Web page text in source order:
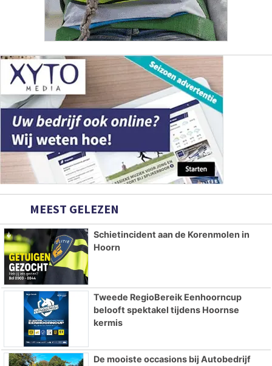
MEEST GELEZEN
Schietincident aan de Korenmolen in
Hoorn
Tweede RegioBereik Eenhoorncup
belooft spektakel tijdens Hoornse
kermis
De mooiste occasions bij Autobedrijf